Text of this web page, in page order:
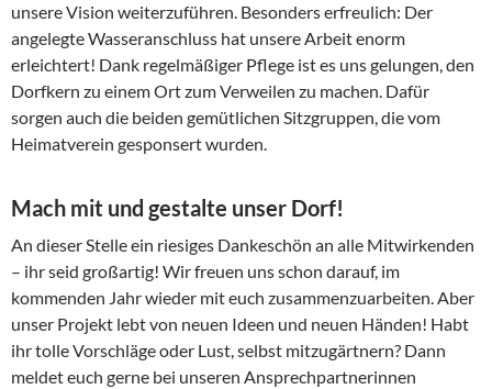
unsere Vision weiterzuführen. Besonders erfreulich: Der
angelegte Wasseranschluss hat unsere Arbeit enorm
erleichtert! Dank regelmäßiger Pflege ist es uns gelungen, den
Dorfkern zu einem Ort zum Verweilen zu machen. Dafür
sorgen auch die beiden gemütlichen Sitzgruppen, die vom
Heimatverein gesponsert wurden.
Mach mit und gestalte unser Dorf!
An dieser Stelle ein riesiges Dankeschön an alle Mitwirkenden
– ihr seid großartig! Wir freuen uns schon darauf, im
kommenden Jahr wieder mit euch zusammenzuarbeiten. Aber
unser Projekt lebt von neuen Ideen und neuen Händen! Habt
ihr tolle Vorschläge oder Lust, selbst mitzugärtnern? Dann
meldet euch gerne bei unseren Ansprechpartnerinnen